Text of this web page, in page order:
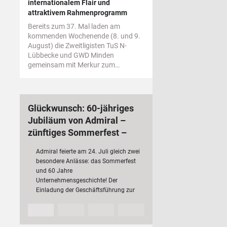
internationalem Flair und
attraktivem Rahmenprogramm
Bereits zum 37. Mal laden am
kommenden Wochenende (8. und 9.
August) die Zweitligisten TuS N-
Lübbecke und GWD Minden
gemeinsam mit Merkur zum…
Glückwunsch: 60-jähriges
Jubiläum von Admiral –
zünftiges Sommerfest –
Mitarbeiterinnen und
Mitarbeiter
Admiral feierte am 24. Juli gleich zwei
besondere Anlässe: das Sommerfest
und 60 Jahre
Unternehmensgeschichte! Der
Einladung der Geschäftsführung zur